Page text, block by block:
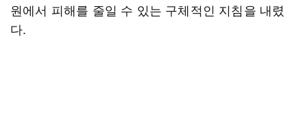
원에서 피해를 줄일 수 있는 구체적인 지침을 내렸
다.